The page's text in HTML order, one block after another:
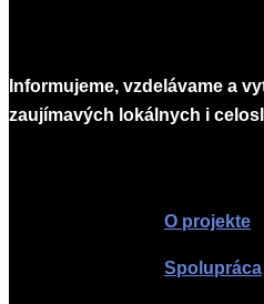
Informujeme, vzdelávame a
zaujímavých lokálnych i
O projekte
Spolupráca